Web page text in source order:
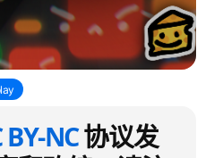
BY-NC协议发